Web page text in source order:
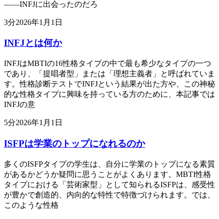
——INFJに出会ったのだろ
3分2026年1月1日
INFJとは何か
INFJはMBTIの16性格タイプの中で最も希少なタイプの一つ
であり、「提唱者型」または「理想主義者」と呼ばれていま
す。性格診断テストでINFJという結果が出た方や、この神秘
的な性格タイプに興味を持っている方のために、本記事では
INFJの意
5分2026年1月1日
ISFPは学業のトップになれるのか
多くのISFPタイプの学生は、自分に学業のトップになる素質
があるかどうか疑問に思うことがよくあります。MBTI性格
タイプにおける「芸術家型」として知られるISFPは、感受性
が豊かで創造的、内向的な特性で特徴づけられます。では、
このような性格